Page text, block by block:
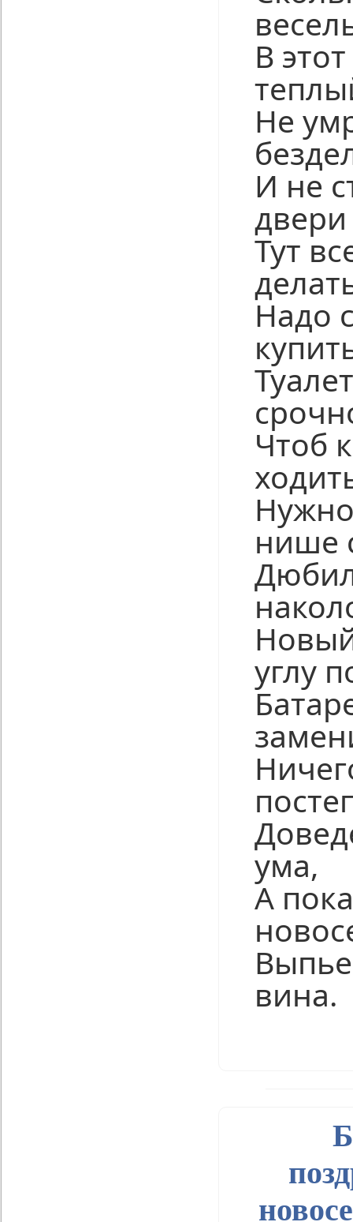
В
Не
И не
Тут
Надо
Чтоб
нише
углу
ума,
А
вина.